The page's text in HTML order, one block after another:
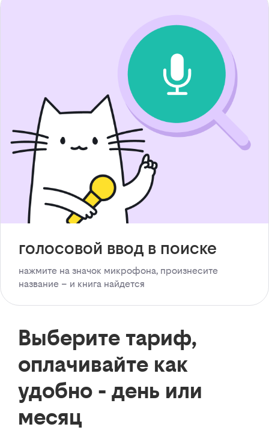
голосовой ввод в поиске
нажмите на значок микрофона, произнесите
название – и книга найдется
Выберите тариф,
оплачивайте как
удобно - день или
месяц